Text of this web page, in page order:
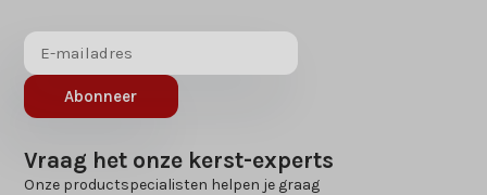
Abonneer
Vraag het onze kerst-experts
Onze productspecialisten helpen je graag